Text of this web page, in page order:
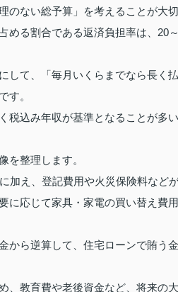
のない総予算」を考えることが大切
める割合である返済負担率は、20
して、「毎月いくらまでなら長く
す。
税込み年収が基準となることが多
を整理します。
加え、登記費用や火災保険料など
に応じて家具・家電の買い替え費
から逆算して、住宅ローンで賄う
、教育費や老後資金など、将来の